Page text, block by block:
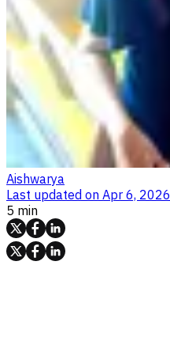
Aishwarya
Last updated on Apr 6, 2026
5 min